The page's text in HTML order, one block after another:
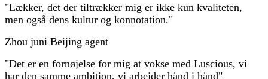
"Lækker, det der tiltrækker mig er ikke kun kvaliteten,
men også dens kultur og konnotation."
Zhou juni Beijing agent
"Det er en fornøjelse for mig at vokse med Luscious, vi
har den samme ambition, vi arbejder hånd i hånd"